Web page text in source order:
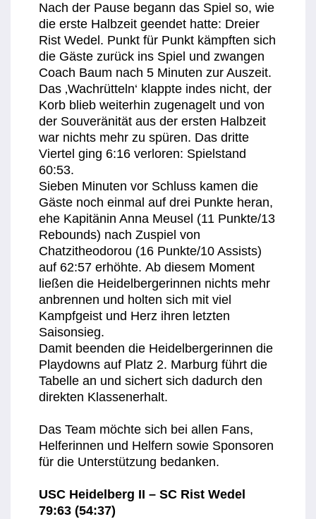
Nach der Pause begann das Spiel so, wie
die erste Halbzeit geendet hatte: Dreier
Rist Wedel. Punkt für Punkt kämpften sich
die Gäste zurück ins Spiel und zwangen
Coach Baum nach 5 Minuten zur Auszeit.
Das ‚Wachrütteln‘ klappte indes nicht, der
Korb blieb weiterhin zugenagelt und von
der Souveränität aus der ersten Halbzeit
war nichts mehr zu spüren. Das dritte
Viertel ging 6:16 verloren: Spielstand
60:53.
Sieben Minuten vor Schluss kamen die
Gäste noch einmal auf drei Punkte heran,
ehe Kapitänin Anna Meusel (11 Punkte/13
Rebounds) nach Zuspiel von
Chatzitheodorou (16 Punkte/10 Assists)
auf 62:57 erhöhte. Ab diesem Moment
ließen die Heidelbergerinnen nichts mehr
anbrennen und holten sich mit viel
Kampfgeist und Herz ihren letzten
Saisonsieg.
Damit beenden die Heidelbergerinnen die
Playdowns auf Platz 2. Marburg führt die
Tabelle an und sichert sich dadurch den
direkten Klassenerhalt.
Das Team möchte sich bei allen Fans,
Helferinnen und Helfern sowie Sponsoren
für die Unterstützung bedanken.
USC Heidelberg II – SC Rist Wedel
79:63 (54:37)